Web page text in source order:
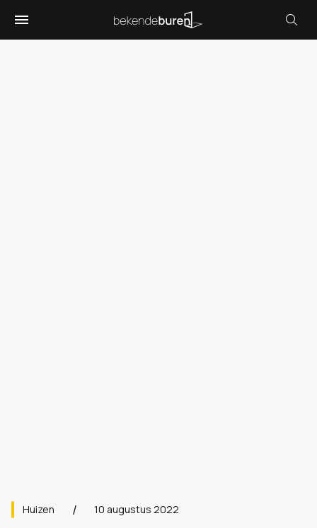
Huizen 10 augustus 2022